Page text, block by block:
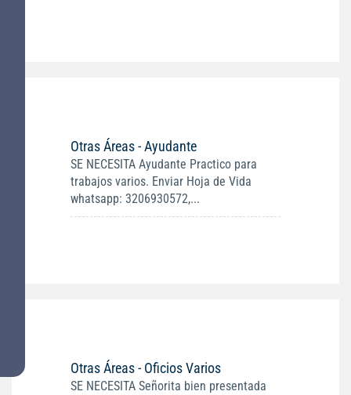
Otras Áreas - Ayudante
SE NECESITA Ayudante Practico para
trabajos varios. Enviar Hoja de Vida
whatsapp: 3206930572,...
Otras Áreas - Oficios Varios
SE NECESITA Señorita bien presentada